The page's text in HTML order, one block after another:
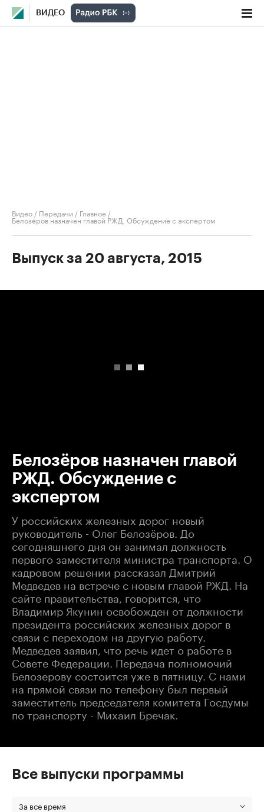
ВИДЕО
Видео / Передачи / Главное /
Белозёров назначен главой РЖД. Обсуждение с экспертом
Выпуск за 20 августа, 2015
Белозёров назначен главой
РЖД. Обсуждение с
экспертом
У российских железных дорог новый
руководитель - Олег Белозёров. До
сегодняшнего дня он занимал должность
первого заместителя министра транспорта. О
кадровом решении рассказал Дмитрий
Медведев на встрече с новым главой РЖД. На
сайте правительства, говорится, что
Владимир Якунин освобожден от должности
президента российских железных дорог в
связи с переходом на другую работу.
Медведев заявил, что речь идет о работе в
Совете Федерации. Передача полномочий
Белозерову состоится уже в пятницу. С нами
на прямой связи по телефону был первый
заместитель председателя комитета Госдумы
по транспорту - Михаил Бречак.
Все выпуски программы
За все время